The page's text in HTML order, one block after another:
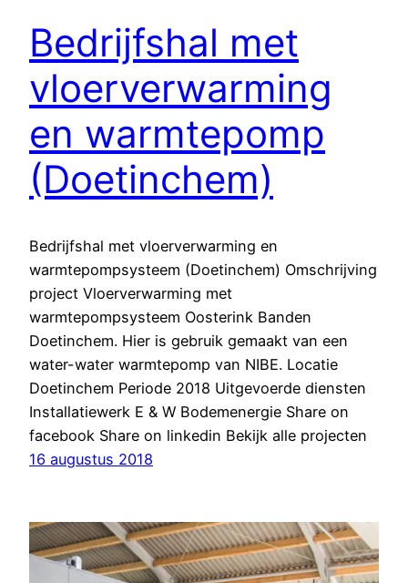
Bedrijfshal met
vloerverwarming
en warmtepomp
(Doetinchem)
Bedrijfshal met vloerverwarming en
warmtepompsysteem (Doetinchem) Omschrijving
project Vloerverwarming met
warmtepompsysteem Oosterink Banden
Doetinchem. Hier is gebruik gemaakt van een
water-water warmtepomp van NIBE. Locatie
Doetinchem Periode 2018 Uitgevoerde diensten
Installatiewerk E & W Bodemenergie Share on
facebook Share on linkedin Bekijk alle projecten
16 augustus 2018